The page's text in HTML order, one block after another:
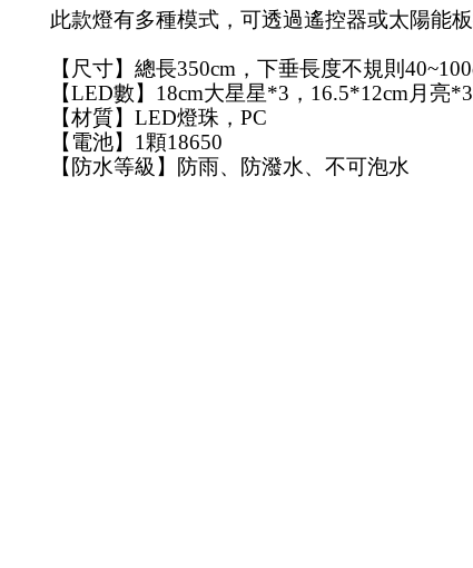
此款燈有多種模式，可透過遙控器或太陽能
【尺寸】總長350cm，下垂長度不規則
【LED數】18cm大星星*3，16.5*12cm月亮
【材質】LED燈珠，PC
【電池】1顆18650
【防水等級】防雨、防潑水、 不可泡水